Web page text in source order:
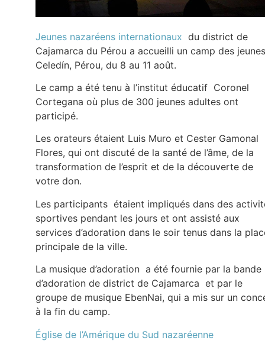
Jeunes nazaréens internationaux du district de
Cajamarca du Pérou a accueilli un camp des
Celedín, Pérou, du 8 au 11 août.
Le camp a été tenu à l’institut éducatif Coronel
Cortegana où plus de 300 jeunes adultes ont
participé.
Les orateurs étaient Luis Muro et Cester Gamonal
Flores, qui ont discuté de la santé de l’âme, de la
transformation de l’esprit et de la découverte de
votre don.
Les participants étaient impliqués dans des
sportives pendant les jours et ont assisté aux
services d’adoration dans le soir tenus dans la
principale de la ville.
La musique d’adoration a été fournie par la bande
d’adoration de district de Cajamarca et par le
groupe de musique EbenNai, qui a mis sur un
à la fin du camp.
Église de l’Amérique du Sud nazaréenne